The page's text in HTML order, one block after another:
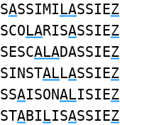
SASSIMILASSIEZ
SCOLARISASSIEZ
SESCALADASSIEZ
SINSTALLASSIEZ
SSAISONALISIEZ
STABILISASSIEZ